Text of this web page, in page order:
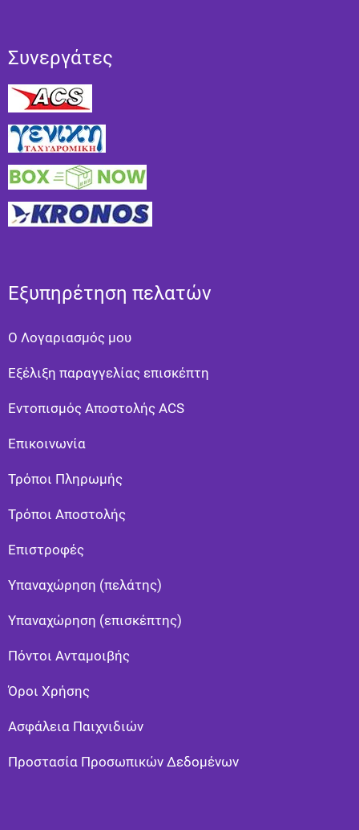
Συνεργάτες
Εξυπηρέτηση πελατών
Ο Λογαριασμός μου
Εξέλιξη παραγγελίας επισκέπτη
Εντοπισμός Αποστολής ACS
Επικοινωνία
Τρόποι Πληρωμής
Τρόποι Αποστολής
Eπιστροφές
Υπαναχώρηση (πελάτης)
Υπαναχώρηση (επισκέπτης)
Πόντοι Ανταμοιβής
Όροι Χρήσης
Ασφάλεια Παιχνιδιών
Προστασία Προσωπικών Δεδομένων